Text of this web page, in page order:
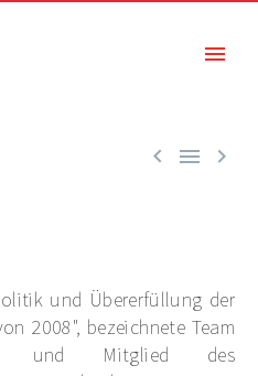
  
und Übererfüllung der
2008", bezeichnete Team
und Mitglied des